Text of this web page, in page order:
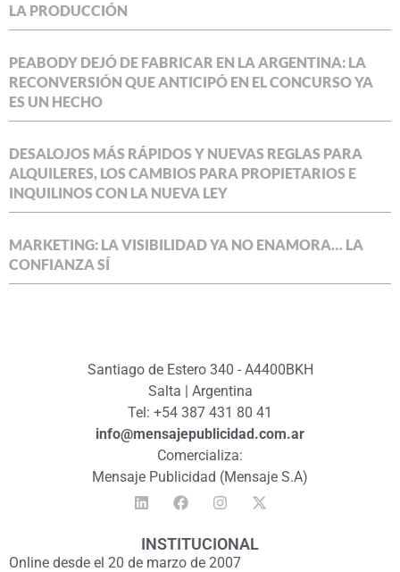
LA PRODUCCIÓN
PEABODY DEJÓ DE FABRICAR EN LA ARGENTINA: LA
RECONVERSIÓN QUE ANTICIPÓ EN EL CONCURSO YA
ES UN HECHO
DESALOJOS MÁS RÁPIDOS Y NUEVAS REGLAS PARA
ALQUILERES, LOS CAMBIOS PARA PROPIETARIOS E
INQUILINOS CON LA NUEVA LEY
MARKETING: LA VISIBILIDAD YA NO ENAMORA… LA
CONFIANZA SÍ
Santiago de Estero 340 - A4400BKH
Salta | Argentina
Tel: +54 387 431 80 41
info@mensajepublicidad.com.ar
Comercializa:
Mensaje Publicidad (Mensaje S.A)
INSTITUCIONAL
Online desde el 20 de marzo de 2007